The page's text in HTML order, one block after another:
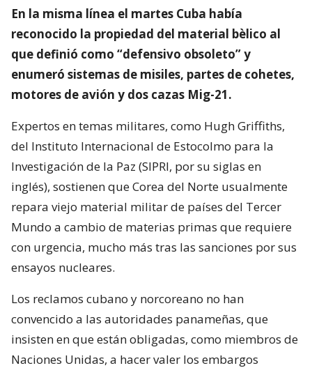
En la misma línea el martes Cuba había
reconocido la propiedad del material bèlico al
que definió como “defensivo obsoleto” y
enumeró sistemas de misiles, partes de cohetes,
motores de avión y dos cazas Mig-21.
Expertos en temas militares, como Hugh Griffiths,
del Instituto Internacional de Estocolmo para la
Investigación de la Paz (SIPRI, por su siglas en
inglés), sostienen que Corea del Norte usualmente
repara viejo material militar de países del Tercer
Mundo a cambio de materias primas que requiere
con urgencia, mucho más tras las sanciones por sus
ensayos nucleares.
Los reclamos cubano y norcoreano no han
convencido a las autoridades panameñas, que
insisten en que están obligadas, como miembros de
Naciones Unidas, a hacer valer los embargos